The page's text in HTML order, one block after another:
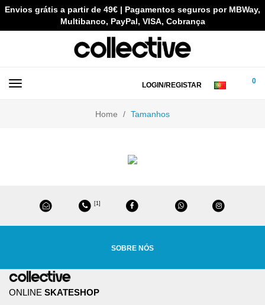
Envios grátis a partir de 49€ | Pagamentos seguros por MBWay,
Multibanco, PayPal, VISA, Cobrança
LOGIN/REGISTAR 0
Home Tamanhos
[1]
SOBRE NÓS
ONLINE SKATESHOP